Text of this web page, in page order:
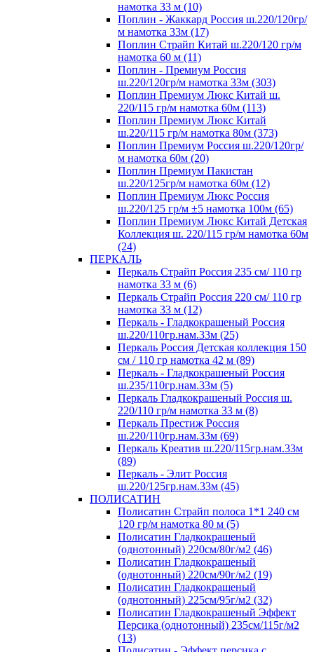
намотка 33 м (10)
Поплин - Жаккард Россия ш.220/120гр/
м намотка 33м (17)
Поплин Страйп Китай ш.220/120 гр/м
намотка 60 м (11)
Поплин - Премиум Россия
ш.220/120гр/м намотка 33м (303)
Поплин Премиум Люкс Китай ш.
220/115 гр/м намотка 60м (113)
Поплин Премиум Люкс Китай
ш.220/115 гр/м намотка 80м (373)
Поплин Премиум Россия ш.220/120гр/
м намотка 60м (20)
Поплин Премиум Пакистан
ш.220/125гр/м намотка 60м (12)
Поплин Премиум Люкс Россия
ш.220/125 гр/м ±5 намотка 100м (65)
Поплин Премиум Люкс Китай Детская
Коллекция ш. 220/115 гр/м намотка 60м
(24)
ПЕРКАЛЬ
Перкаль Страйп Россия 235 см/ 110 гр
намотка 33 м (6)
Перкаль Страйп Россия 220 см/ 110 гр
намотка 33 м (12)
Перкаль - Гладкокрашеный Россия
ш.220/110гр.нам.33м (25)
Перкаль Россия Детская коллекция 150
см / 110 гр намотка 42 м (89)
Перкаль - Гладкокрашеный Россия
ш.235/110гр.нам.33м (5)
Перкаль Гладкокрашеный Россия ш.
220/110 гр/м намотка 33 м (8)
Перкаль Престиж Россия
ш.220/110гр.нам.33м (69)
Перкаль Креатив ш.220/115гр.нам.33м
(89)
Перкаль - Элит Россия
ш.220/125гр.нам.33м (45)
ПОЛИСАТИН
Полисатин Страйп полоса 1*1 240 см
120 гр/м намотка 80 м (5)
Полисатин Гладкокрашеный
(однотонный) 220см/80г/м2 (46)
Полисатин Гладкокрашеный
(однотонный) 220см/90г/м2 (19)
Полисатин Гладкокрашеный
(однотонный) 225см/95г/м2 (32)
Полисатин Гладкокрашеный Эффект
Персика (однотонный) 235см/115г/м2
(13)